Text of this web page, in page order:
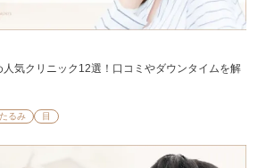
気クリニック12選！口コミやダウンタイムを解
るみ 目